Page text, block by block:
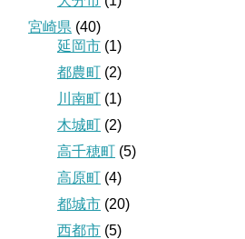
宮崎県 (40)
延岡市 (1)
都農町 (2)
川南町 (1)
木城町 (2)
高千穂町 (5)
高原町 (4)
都城市 (20)
西都市 (5)